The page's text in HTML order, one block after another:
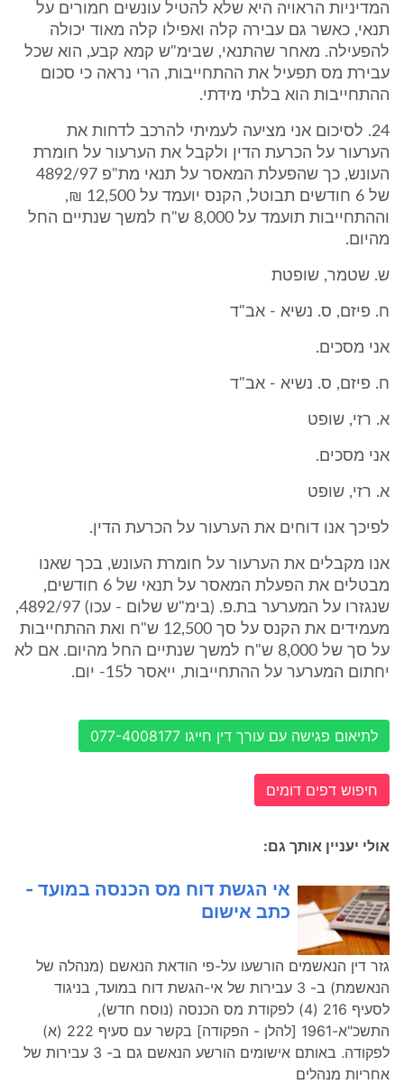
המדיניות הראויה היא שלא להטיל עונשים חמורים על
תנאי, כאשר גם עבירה קלה ואפילו קלה מאוד יכולה
להפעילה. מאחר שהתנאי, שבימ"ש קמא קבע, הוא שכל
עבירת מס תפעיל את ההתחייבות, הרי נראה כי סכום
ההתחייבות הוא בלתי מידתי.
24. לסיכום אני מציעה לעמיתי להרכב לדחות את
הערעור על הכרעת הדין ולקבל את הערעור על חומרת
העונש, כך שהפעלת המאסר על תנאי מת"פ 4892/97
של 6 חודשים תבוטל, הקנס יועמד על 12,500 ₪,
וההתחייבות תועמד על 8,000 ש"ח למשך שנתיים החל
מהיום.
ש. שטמר, שופטת
ח. פיזם, ס. נשיא - אב"ד
אני מסכים.
ח. פיזם, ס. נשיא - אב"ד
א. רזי, שופט
אני מסכים.
א. רזי, שופט
לפיכך אנו דוחים את הערעור על הכרעת הדין.
אנו מקבלים את הערעור על חומרת העונש, בכך שאנו
מבטלים את הפעלת המאסר על תנאי של 6 חודשים,
שנגזרו על המערער בת.פ. (בימ"ש שלום - עכו) 4892/97,
מעמידים את הקנס על סך 12,500 ש"ח ואת ההתחייבות
על סך של 8,000 ש"ח למשך שנתיים החל מהיום. אם לא
יחתום המערער על ההתחייבות, ייאסר ל15- יום.
לתיאום פגישה עם עורך דין חייגו 077-4008177
חיפוש דפים דומים
אולי יעניין אותך גם:
אי הגשת דוח מס הכנסה במועד -
כתב אישום
גזר דין הנאשמים הורשעו על-פי הודאת הנאשם (מנהלה של
הנאשמת) ב- 3 עבירות של אי-הגשת דוח במועד, בניגוד
לסעיף 216 (4) לפקודת מס הכנסה (נוסח חדש),
התשכ"א-1961 [להלן - הפקודה] בקשר עם סעיף 222 (א)
לפקודה. באותם אישומים הורשע הנאשם גם ב- 3 עבירות של
אחריות מנהלים